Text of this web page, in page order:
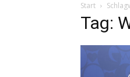
Start
Tag: